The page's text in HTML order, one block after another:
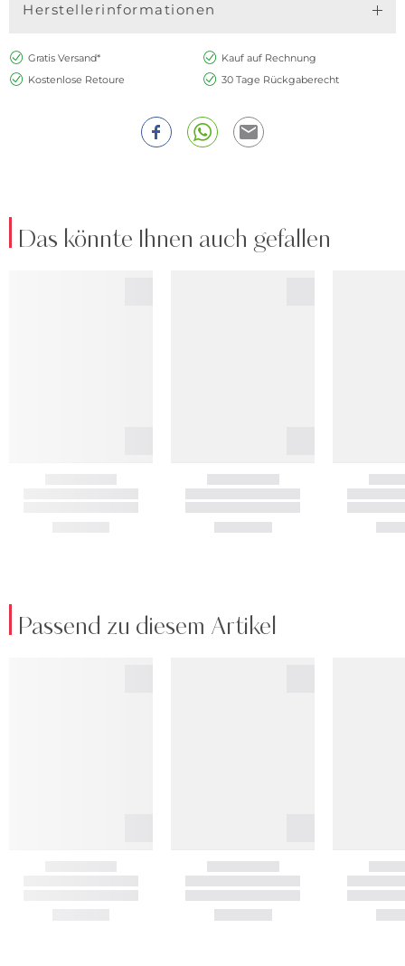
Herstellerinformationen
Gratis Versand*
Kauf auf Rechnung
Kostenlose Retoure
30 Tage Rückgaberecht
Das könnte Ihnen auch gefallen
Passend zu diesem Artikel